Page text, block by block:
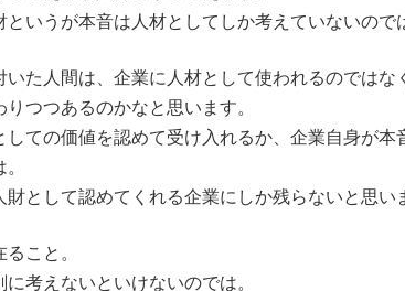
というが本音は人材としてしか考えていないので
いた人間は、企業に人材として使われるのではな
りつつあるのかなと思います。
しての価値を認めて受け入れるか、企業自身が本
財として認めてくれる企業にしか残らないと思い
こと。
に考えないといけないのでは。